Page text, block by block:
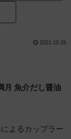
2022.10.25
月 魚介だし醤油
よるカップラー